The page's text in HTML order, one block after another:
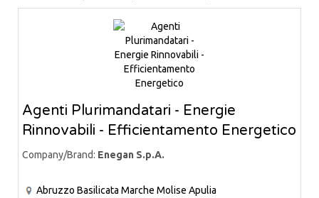
Agenti Plurimandatari - Energie
Rinnovabili - Efficientamento Energetico
Company/Brand: Enegan S.p.A.
Abruzzo Basilicata Marche Molise Apulia